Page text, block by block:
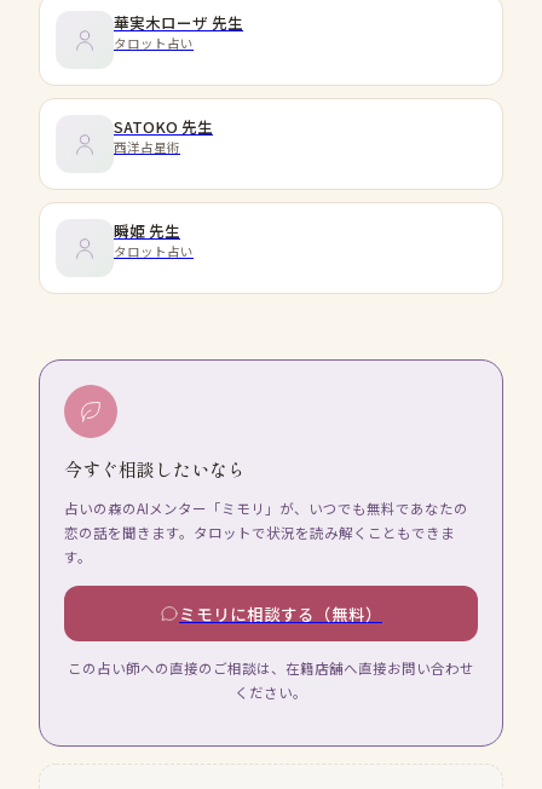
華実木ローザ 先生
タロット占い
SATOKO 先生
西洋占星術
瞬姫 先生
タロット占い
今すぐ相談したいなら
占いの森のAIメンター「ミモリ」が、いつでも無料であなたの
恋の話を聞きます。タロットで状況を読み解くこともできま
す。
ミモリに相談する（無料）
この占い師への直接のご相談は、在籍店舗へ直接お問い合わせ
ください。